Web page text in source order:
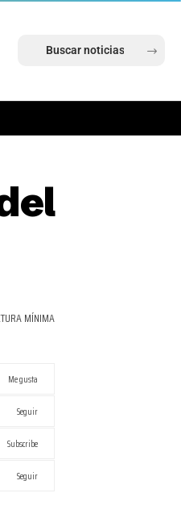
MÍNIMA
Me gusta
Seguir
Subscribe
Seguir